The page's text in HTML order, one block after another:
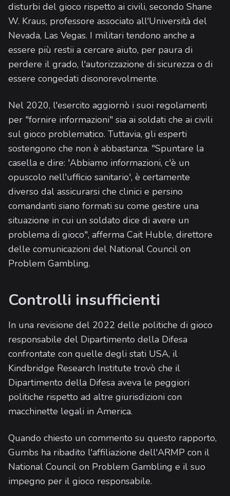
disturbi del gioco rispetto ai civili, secondo Shane
W. Kraus, professore associato all'Università del
Nevada, Las Vegas. I militari tendono anche a
essere più restii a cercare aiuto, per paura di
perdere il grado, l'autorizzazione di sicurezza o di
essere congedati disonorevolmente.
Nel 2020, l'esercito aggiornò i suoi regolamenti
per "fornire informazioni" sia ai soldati che ai civili
sul gioco problematico. Tuttavia, gli esperti
sostengono che non è abbastanza. "Spuntare la
casella e dire: 'Abbiamo informazioni, c'è un
opuscolo nell'ufficio sanitario', è certamente
diverso dal assicurarsi che clinici e persino
comandanti siano formati su come gestire una
situazione in cui un soldato dice di avere un
problema di gioco", afferma Cait Huble, direttore
delle comunicazioni del National Council on
Problem Gambling.
Controlli insufficienti
In una revisione del 2022 delle politiche di gioco
responsabile del Dipartimento della Difesa
confrontate con quelle degli stati USA, il
Kindbridge Research Institute trovò che il
Dipartimento della Difesa aveva le peggiori
politiche rispetto ad altre giurisdizioni con
macchinette legali in America.
Quando chiesto un commento su questo rapporto,
Gumbs ha ribadito l'affiliazione dell'ARMP con il
National Council on Problem Gambling e il suo
impegno per il gioco responsabile.